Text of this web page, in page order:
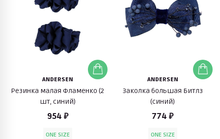
ANDERSEN
Резинка малая Фламенко (2
шт, синий)
954 ₽
ONE SIZE
ANDERSEN
Заколка большая Битлз
(синий)
774 ₽
ONE SIZE